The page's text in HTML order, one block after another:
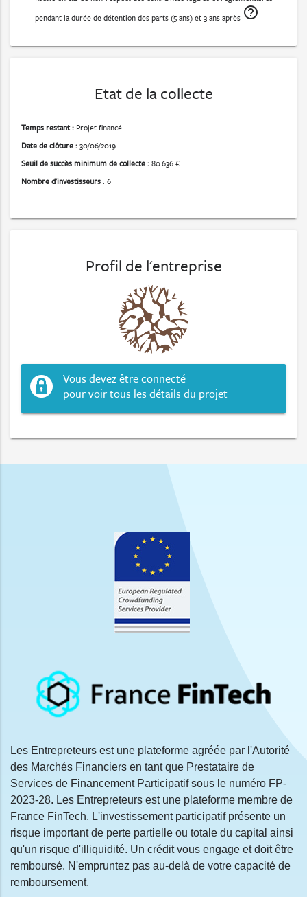
auto
Foreground
Font Family
Defaults
Done
pendant la durée de détention des parts (5 ans) et 3 ans après help_outline
Etat de la collecte
Temps restant : Projet financé
Date de clôture :30/06/2019
Seuil de succès minimum de collecte :80 636 €
Nombre d'investisseurs: 6
Profil de l'entreprise
Vous devez être connecté
pour voir tous les détails du projet
Les Entrepreteurs est une plateforme agréée par l'Autorité
des Marchés Financiers en tant que Prestataire de
Services de Financement Participatif sous le numéro FP-
2023-28. Les Entrepreteurs est une plateforme membre de
France FinTech. L'investissement participatif présente un
risque important de perte partielle ou totale du capital ainsi
qu'un risque d'illiquidité. Un crédit vous engage et doit être
remboursé. N'empruntez pas au-delà de votre capacité de
remboursement.